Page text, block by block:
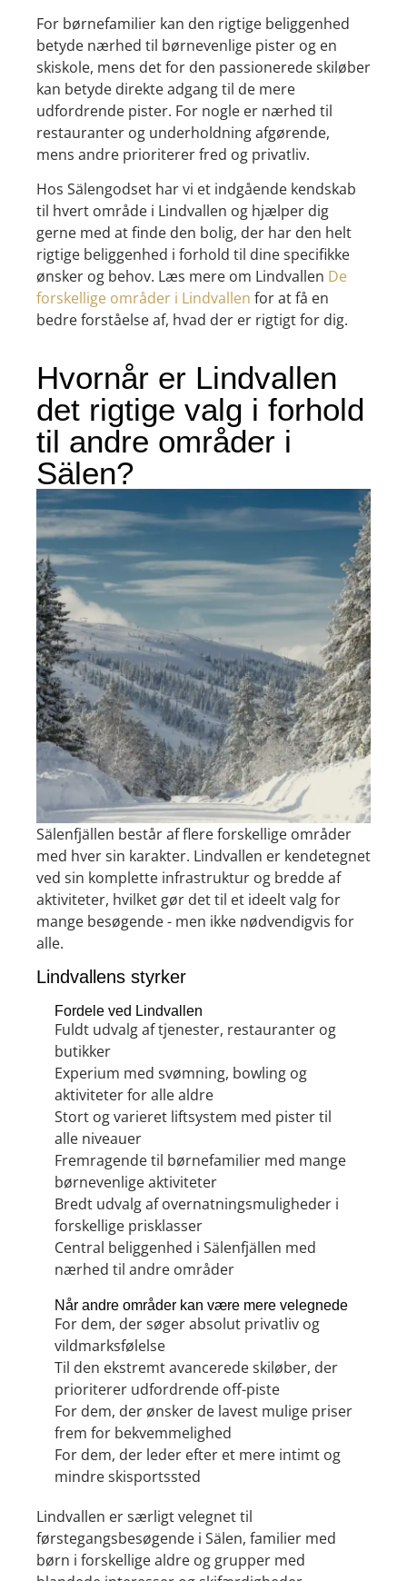
For børnefamilier kan den rigtige beliggenhed
betyde nærhed til børnevenlige pister og en
skiskole, mens det for den passionerede skiløber
kan betyde direkte adgang til de mere
udfordrende pister. For nogle er nærhed til
restauranter og underholdning afgørende,
mens andre prioriterer fred og privatliv.
Hos Sälengodset har vi et indgående kendskab
til hvert område i Lindvallen og hjælper dig
gerne med at finde den bolig, der har den helt
rigtige beliggenhed i forhold til dine specifikke
ønsker og behov. Læs mere om Lindvallen De
forskellige områder i Lindvallen for at få en
bedre forståelse af, hvad der er rigtigt for dig.
Hvornår er Lindvallen
det rigtige valg i forhold
til andre områder i
Sälen?
Sälenfjällen består af flere forskellige områder
med hver sin karakter. Lindvallen er kendetegnet
ved sin komplette infrastruktur og bredde af
aktiviteter, hvilket gør det til et ideelt valg for
mange besøgende - men ikke nødvendigvis for
alle.
Lindvallens styrker
Fordele ved Lindvallen
Fuldt udvalg af tjenester, restauranter og
butikker
Experium med svømning, bowling og
aktiviteter for alle aldre
Stort og varieret liftsystem med pister til
alle niveauer
Fremragende til børnefamilier med mange
børnevenlige aktiviteter
Bredt udvalg af overnatningsmuligheder i
forskellige prisklasser
Central beliggenhed i Sälenfjällen med
nærhed til andre områder
Når andre områder kan være mere velegnede
For dem, der søger absolut privatliv og
vildmarksfølelse
Til den ekstremt avancerede skiløber, der
prioriterer udfordrende off-piste
For dem, der ønsker de lavest mulige priser
frem for bekvemmelighed
For dem, der leder efter et mere intimt og
mindre skisportssted
Lindvallen er særligt velegnet til
førstegangsbesøgende i Sälen, familier med
børn i forskellige aldre og grupper med